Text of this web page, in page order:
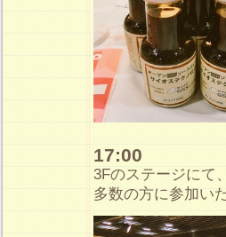
17:00
3Fのステージにて
多数の方に参加い